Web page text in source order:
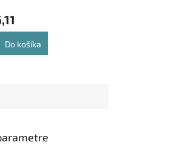
Do košíka